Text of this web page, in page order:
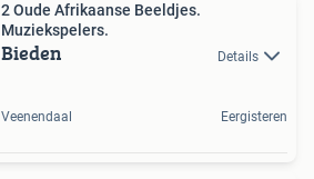
2 Oude Afrikaanse Beeldjes.
Muziekspelers.
Bieden Details
Veenendaal Eergisteren